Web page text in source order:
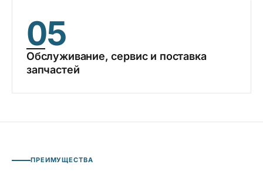
05
Обслуживание, сервис и поставка
запчастей
ПРЕИМУЩЕСТВА